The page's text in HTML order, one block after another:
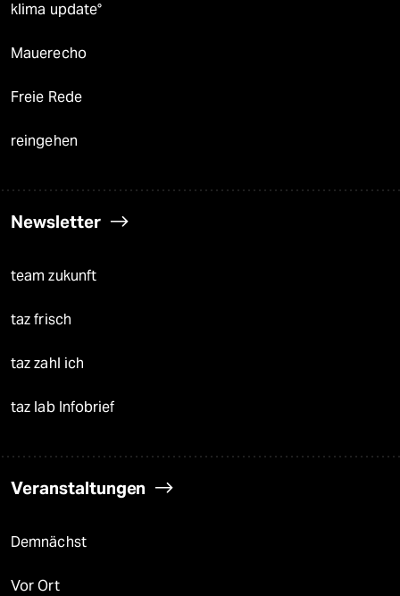
klima update°
Mauerecho
Freie Rede
reingehen
Newsletter
team zukunft
taz frisch
taz zahl ich
taz lab Infobrief
Veranstaltungen
Demnächst
Vor Ort